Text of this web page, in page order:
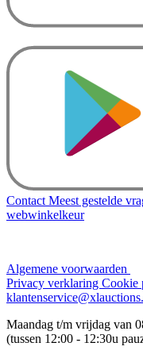
Contact Meest gestelde
webwinkelkeur
Algemene voorwaarden
Privacy verklaring Cookie
Maandag t/m vrijdag van
(tussen 12:00 - 12:30u